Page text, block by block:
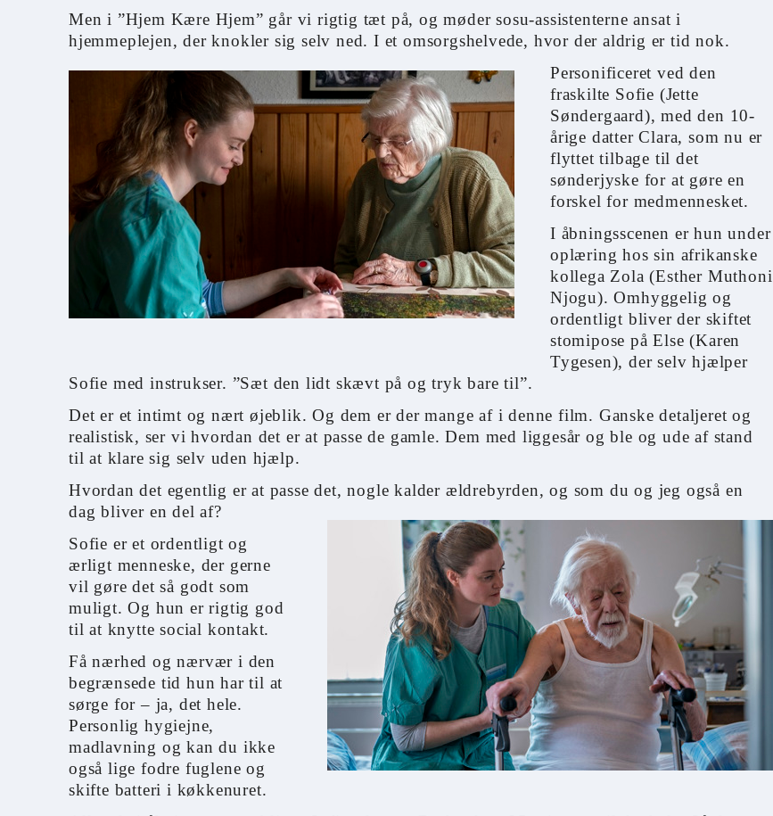
Men i ”Hjem Kære Hjem” går vi rigtig tæt på, og møder sosu-assistenterne ansat i
hjemmeplejen, der knokler sig selv ned. I et omsorgshelvede, hvor der aldrig er tid nok.
Personificeret ved den
fraskilte Sofie (Jette
Søndergaard), med den 10-
årige datter Clara, som nu er
flyttet tilbage til det
sønderjyske for at gøre en
forskel for medmennesket.
I åbningsscenen er hun under
oplæring hos sin afrikanske
kollega Zola (Esther Muthoni
Njogu). Omhyggelig og
ordentligt bliver der skiftet
stomipose på Else (Karen
Tygesen), der selv hjælper
Sofie med instrukser. ”Sæt den lidt skævt på og tryk bare til”.
Det er et intimt og nært øjeblik. Og dem er der mange af i denne film. Ganske detaljeret og
realistisk, ser vi hvordan det er at passe de gamle. Dem med liggesår og ble og ude af stand
til at klare sig selv uden hjælp.
Hvordan det egentlig er at passe det, nogle kalder ældrebyrden, og som du og jeg også en
dag bliver en del af?
Sofie er et ordentligt og
ærligt menneske, der gerne
vil gøre det så godt som
muligt. Og hun er rigtig god
til at knytte social kontakt.
Få nærhed og nærvær i den
begrænsede tid hun har til at
sørge for – ja, det hele.
Personlig hygiejne,
madlavning og kan du ikke
også lige fodre fuglene og
skifte batteri i køkkenuret.